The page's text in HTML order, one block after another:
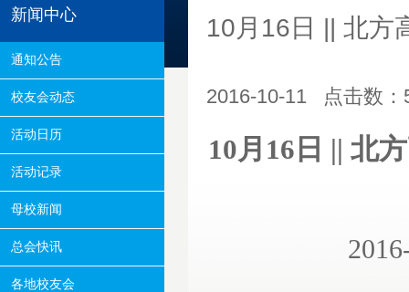
新闻中心
通知公告
校友会动态
活动日历
活动记录
母校新闻
总会快讯
各地校友会
10月16日 || 北方
2016-10-11 点击数：
10月16日 || 北